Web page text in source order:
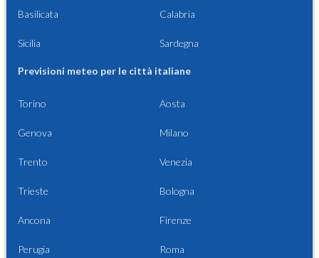
Basilicata Calabria
Sicilia Sardegna
Previsioni meteo per le città italiane
Torino Aosta
Genova Milano
Trento Venezia
Trieste Bologna
Ancona Firenze
Perugia Roma